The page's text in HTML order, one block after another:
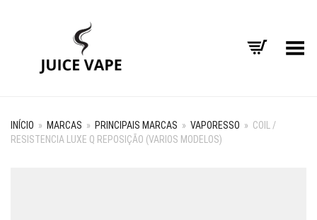
Alternar Menu
INÍCIO » MARCAS » PRINCIPAIS MARCAS » VAPORESSO » COIL /
RESISTENCIA LUXE Q REPOSIÇÃO (VARIOS MODELOS)